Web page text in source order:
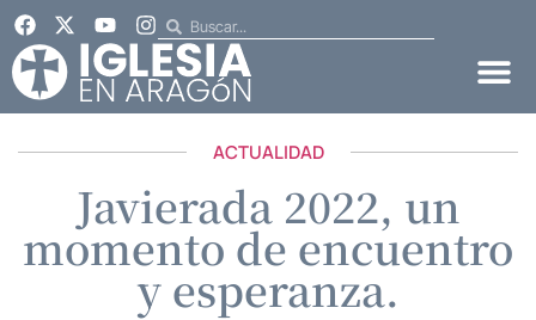
ACTUALIDAD
Javierada 2022, un
momento de encuentro
y esperanza.